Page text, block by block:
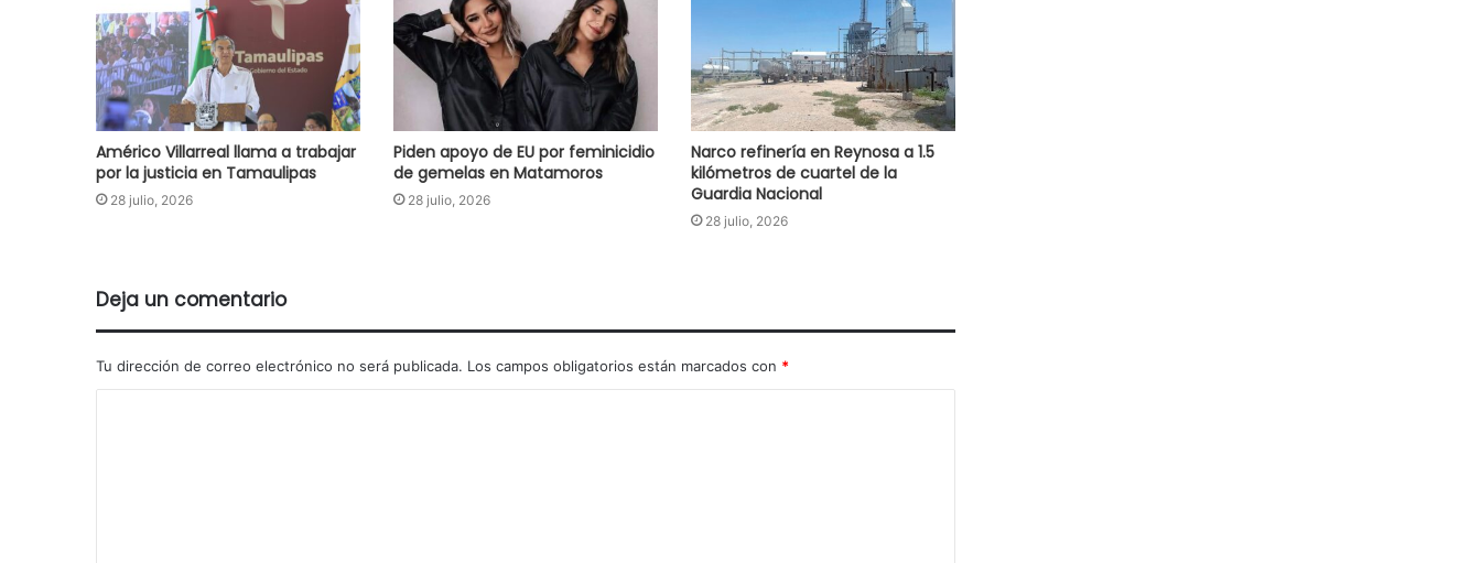
Américo Villarreal llama a trabajar
por la justicia en Tamaulipas
28 julio, 2026
Piden apoyo de EU por feminicidio
de gemelas en Matamoros
28 julio, 2026
Narco refinería en Reynosa a 1.5
kilómetros de cuartel de la
Guardia Nacional
28 julio, 2026
Deja un comentario
Tu dirección de correo electrónico no será publicada. Los campos obligatorios están marcados con *